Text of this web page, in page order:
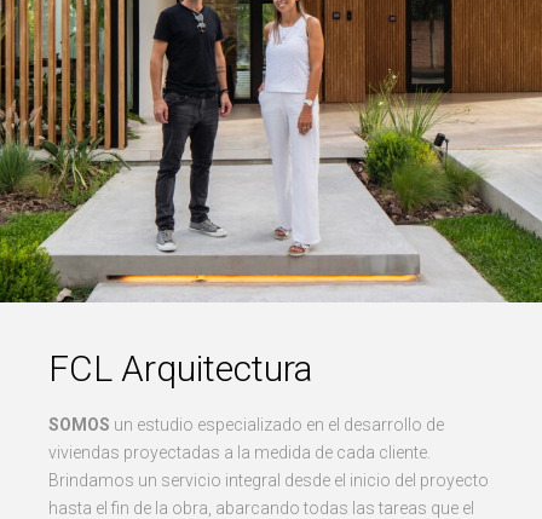
FCL Arquitectura
SOMOS un estudio especializado en el desarrollo de
viviendas proyectadas a la medida de cada cliente.
Brindamos un servicio integral desde el inicio del proyecto
hasta el fin de la obra, abarcando todas las tareas que el